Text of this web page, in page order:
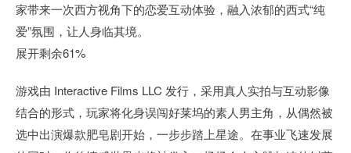
家带来一次西方视角下的恋爱互动体验，融入浓郁的西式“纯
爱”氛围，让人身临其境。
展开剩余61%
游戏由 Interactive Films LLC 发行，采用真人实拍与互动影像
结合的形式，玩家将化身误闯好莱坞的素人男主角，从偶然被
选中出演爆款肥皂剧开始，一步步踏上星途。在事业飞速发展